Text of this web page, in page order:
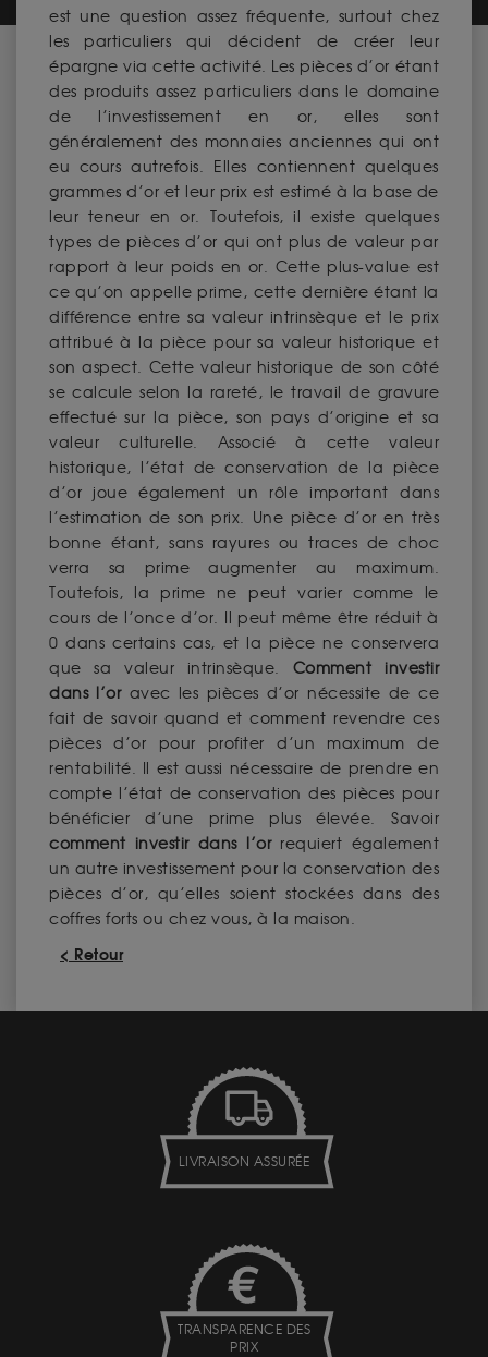
est une question assez fréquente, surtout chez
les particuliers qui décident de créer leur
épargne via cette activité. Les pièces d’or étant
des produits assez particuliers dans le domaine
de l’investissement en or, elles sont
généralement des monnaies anciennes qui ont
eu cours autrefois. Elles contiennent quelques
grammes d’or et leur prix est estimé à la base de
leur teneur en or. Toutefois, il existe quelques
types de pièces d’or qui ont plus de valeur par
rapport à leur poids en or. Cette plus-value est
ce qu’on appelle prime, cette dernière étant la
différence entre sa valeur intrinsèque et le prix
attribué à la pièce pour sa valeur historique et
son aspect. Cette valeur historique de son côté
se calcule selon la rareté, le travail de gravure
effectué sur la pièce, son pays d’origine et sa
valeur culturelle. Associé à cette valeur
historique, l’état de conservation de la pièce
d’or joue également un rôle important dans
l’estimation de son prix. Une pièce d’or en très
bonne étant, sans rayures ou traces de choc
verra sa prime augmenter au maximum.
Toutefois, la prime ne peut varier comme le
cours de l’once d’or. Il peut même être réduit à
0 dans certains cas, et la pièce ne conservera
que sa valeur intrinsèque. Comment investir
dans l’oravec les pièces d’or nécessite de ce
fait de savoir quand et comment revendre ces
pièces d’or pour profiter d’un maximum de
rentabilité. Il est aussi nécessaire de prendre en
compte l’état de conservation des pièces pour
bénéficier d’une prime plus élevée. Savoir
comment investir dans l’orrequiert également
un autre investissement pour la conservation des
pièces d’or, qu’elles soient stockées dans des
coffres forts ou chez vous, à la maison.
< Retour
LIVRAISON ASSURÉE
TRANSPARENCE DES
PRIX